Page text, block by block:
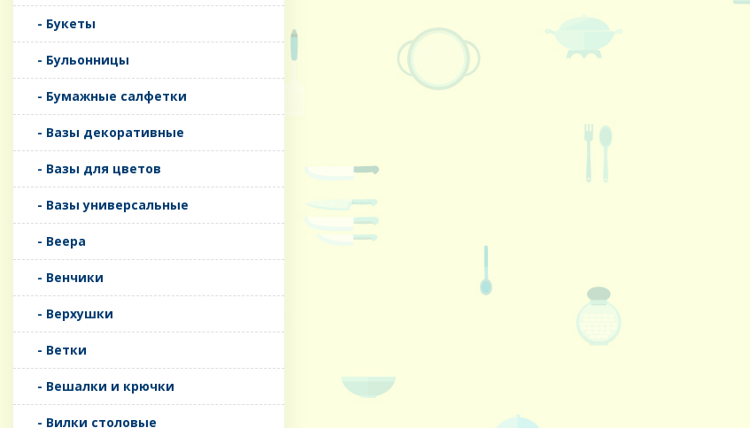
- Букеты
- Бульонницы
- Бумажные салфетки
- Вазы декоративные
- Вазы для цветов
- Вазы универсальные
- Веера
- Венчики
- Верхушки
- Ветки
- Вешалки и крючки
- Вилки столовые